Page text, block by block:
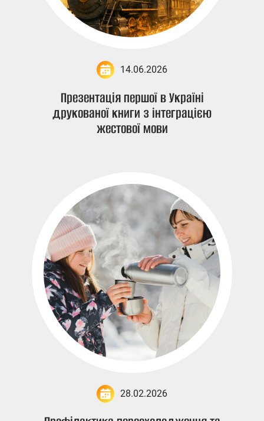
14.06.2026
Презентація першої в Україні
друкованої книги з інтеграцією
жестової мови
28.02.2026